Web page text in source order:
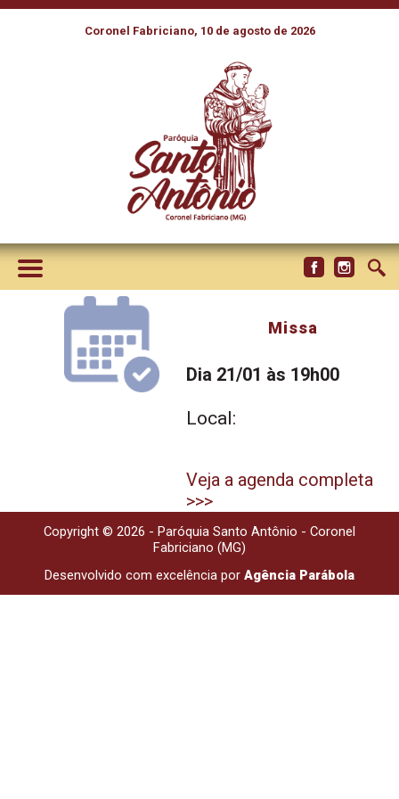
Coronel Fabriciano, 10 de agosto de 2026
Missa
Dia 21/01 às 19h00
Local:
Veja a agenda completa
>>>
Copyright © 2026 - Paróquia Santo Antônio - Coronel
Fabriciano (MG)
Desenvolvido com excelência por Agência Parábola